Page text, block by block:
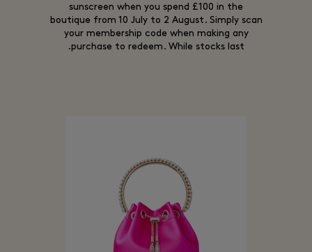
sunscreen when you spend £100 in the
boutique from 10 July to 2 August. Simply scan
your membership code when making any
purchase to redeem. While stocks last.